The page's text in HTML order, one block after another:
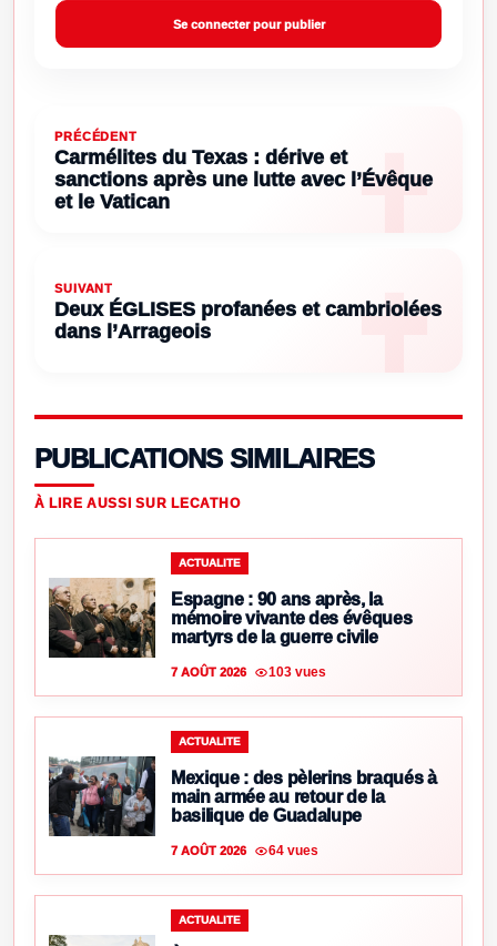
Se connecter pour publier
PRÉCÉDENT
Carmélites du Texas : dérive et
sanctions après une lutte avec l’Évêque
et le Vatican
SUIVANT
Deux ÉGLISES profanées et cambriolées
dans l’Arrageois
PUBLICATIONS SIMILAIRES
À LIRE AUSSI SUR LECATHO
ACTUALITE
Espagne : 90 ans après, la
mémoire vivante des évêques
martyrs de la guerre civile
7 AOÛT 2026 103 vues
ACTUALITE
Mexique : des pèlerins braqués à
main armée au retour de la
basilique de Guadalupe
7 AOÛT 2026 64 vues
ACTUALITE